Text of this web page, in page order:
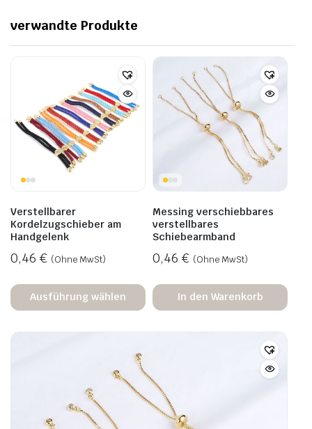
verwandte Produkte
Verstellbarer
Kordelzugschieber am
Handgelenk
0,46 € (Ohne MwSt)
Ausführung wählen
Messing verschiebbares
verstellbares
Schiebearmband
0,46 € (Ohne MwSt)
In den Warenkorb